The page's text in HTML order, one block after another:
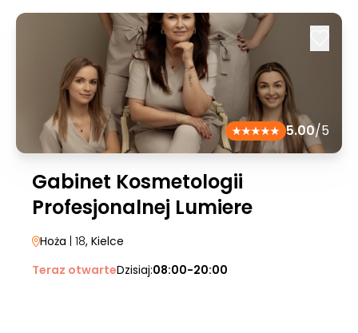
5.00/5
Gabinet Kosmetologii
Profesjonalnej Lumiere
Hoża | 18, Kielce
Teraz otwarteDzisiaj:08:00-20:00